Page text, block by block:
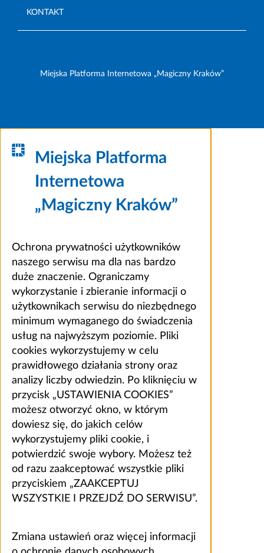
KONTAKT
Miejska Platforma Internetowa „Magiczny Kraków”
Miejska Platforma
Internetowa
„Magiczny Kraków”
Ochrona prywatności użytkowników
naszego serwisu ma dla nas bardzo
duże znaczenie. Ograniczamy
wykorzystanie i zbieranie informacji o
użytkownikach serwisu do niezbędnego
minimum wymaganego do świadczenia
usług na najwyższym poziomie. Pliki
cookies wykorzystujemy w celu
prawidłowego działania strony oraz
analizy liczby odwiedzin. Po kliknięciu w
przycisk „USTAWIENIA COOKIES”
możesz otworzyć okno, w którym
dowiesz się, do jakich celów
wykorzystujemy pliki cookie, i
potwierdzić swoje wybory. Możesz też
od razu zaakceptować wszystkie pliki
przyciskiem „ZAAKCEPTUJ
WSZYSTKIE I PRZEJDŹ DO SERWISU”.
Zmiana ustawień oraz więcej informacji